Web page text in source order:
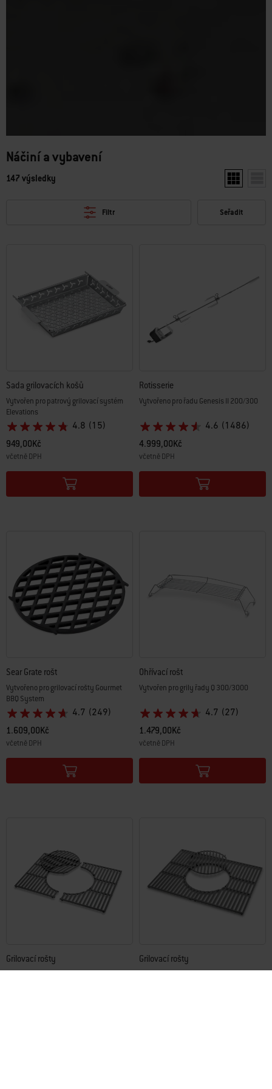
Náčiní a vybavení
147 výsledky Zobrazit
Filtr Seřadit
Sada grilovacích košů
Vytvořen pro patrový grilovací systém
Elevations
4.8 (15)
949,00Kč
včetně DPH
Color Options
Rotisserie
Vytvořeno pro řadu Genesis II 200/300
4.6 (1486)
4.999,00Kč
včetně DPH
Color Options
Sear Grate rošt
Vytvořeno pro grilovací rošty Gourmet
BBQ System
4.7 (249)
1.609,00Kč
včetně DPH
Color Options
Ohřívací rošt
Vytvořen pro grily řady Q 300/3000
4.7 (27)
1.479,00Kč
včetně DPH
Color Options
Grilovací rošty Grilovací rošty